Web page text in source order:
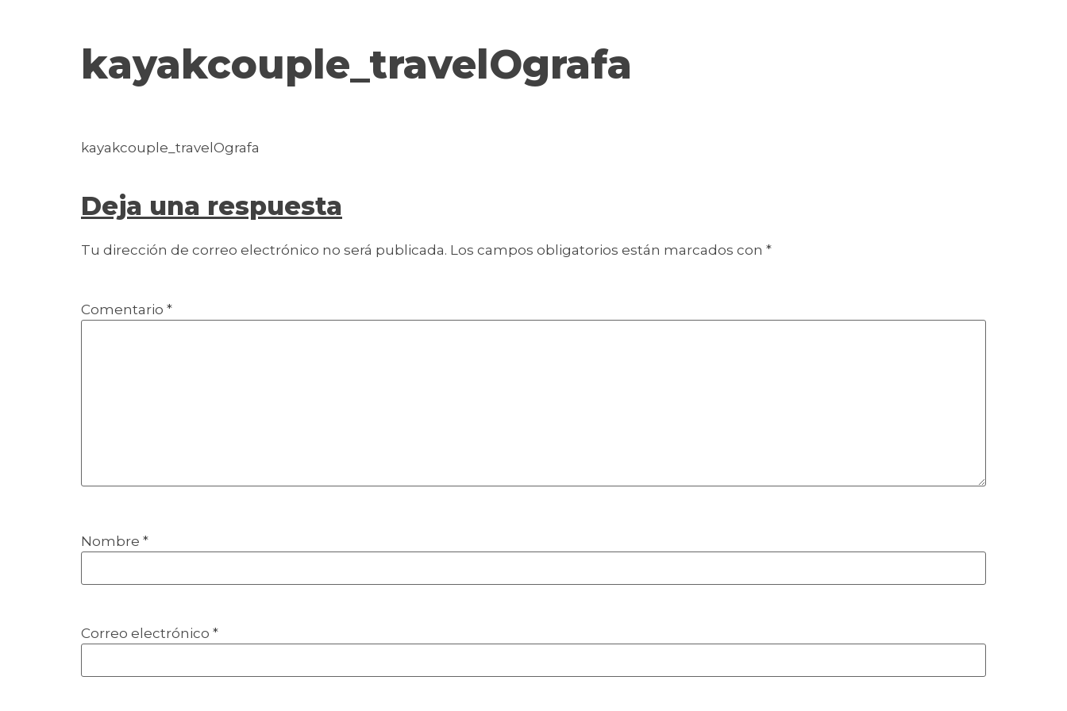
kayakcouple_travelOgrafa
kayakcouple_travelOgrafa
Deja una respuesta
Tu dirección de correo electrónico no será publicada. Los campos obligatorios están marcados con *
Comentario *
Nombre *
Correo electrónico *